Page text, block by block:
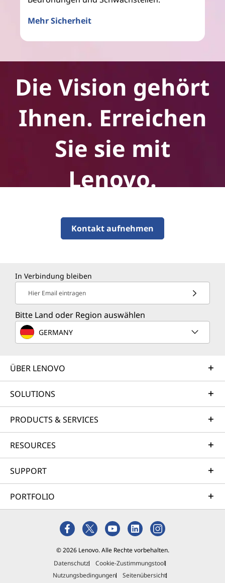
Mehr Sicherheit
Die Vision gehört
Ihnen. Erreichen
Sie sie mit
Lenovo.
Kontakt aufnehmen
In Verbindung bleiben
Hier Email eintragen
Bitte Land oder Region auswählen
GERMANY
ÜBER LENOVO
SOLUTIONS
PRODUCTS & SERVICES
RESOURCES
SUPPORT
PORTFOLIO
© 2026 Lenovo. Alle Rechte vorbehalten.
Datenschutz
Cookie-Zustimmungstool
Nutzungsbedingungen
Seitenübersicht